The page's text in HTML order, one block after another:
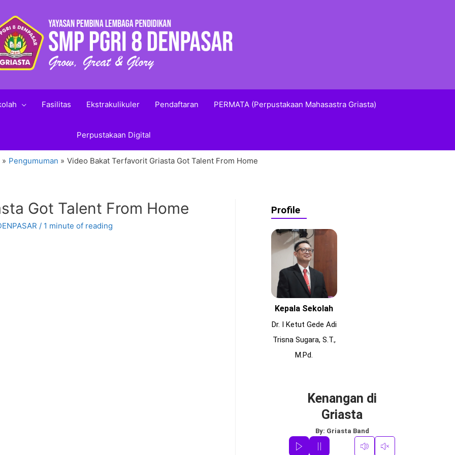
Fasilitas Ekstrakulikuler Pendaftaran PERMATA (Perpustakaan Mahasastra Griasta)
Perpustakaan Digital
Pengumuman Video Bakat Terfavorit Griasta Got Talent From Home
Got Talent From Home
/ 1 minute of reading
Profile
Kepala Sekolah
Dr. I Ketut Gede Adi
Trisna Sugara, S.T.,
M.Pd.
Kenangan di
Griasta
By: Griasta Band